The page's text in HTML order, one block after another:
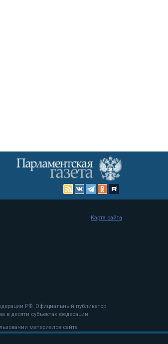
РФ. Официальный публикатор
в десяти субъектах федерации.
материалов сайта
Карта сайта